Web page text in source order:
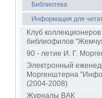
Библиотека
Информация для
Клуб коллекционеров
библиофилов
90 - летие И. Г.
Электронный
Моргенштерна
(2004-2008)
Журналы ВАК